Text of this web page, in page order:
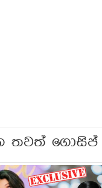
තවත් ගොසිප්